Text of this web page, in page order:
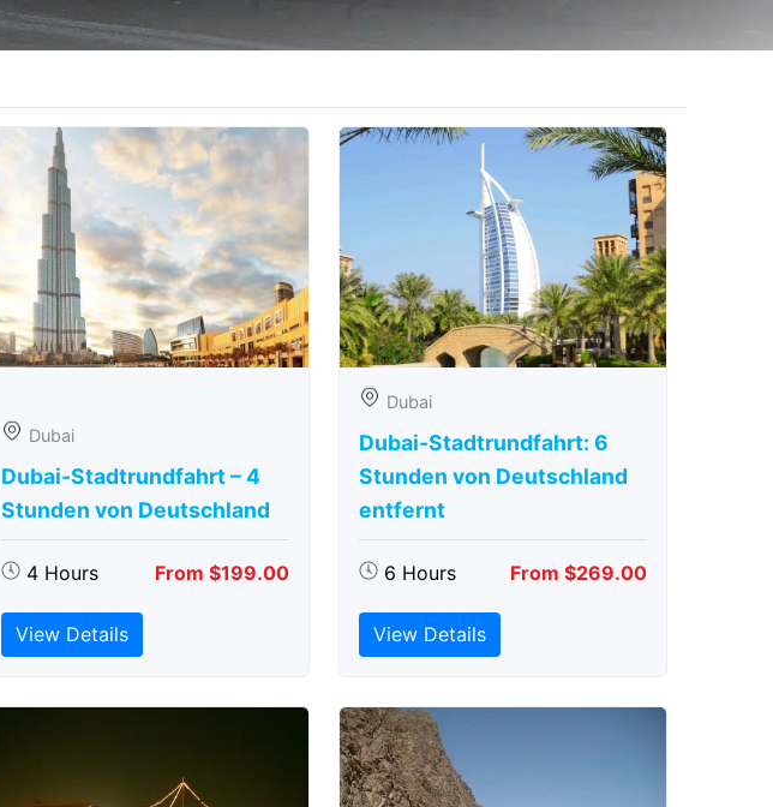
Dubai
Dubai-Stadtrundfahrt – 4
Stunden von Deutschland
4 Hours From $199.00
View Details
Dubai
Dubai-Stadtrundfahrt: 6
Stunden von Deutschland
entfernt
6 Hours From $269.00
View Details